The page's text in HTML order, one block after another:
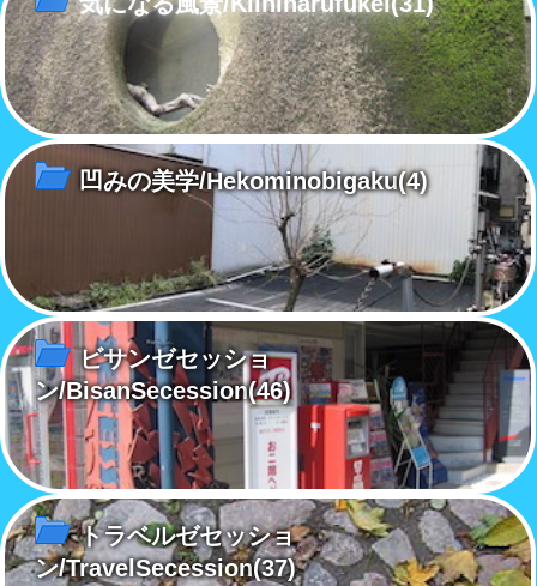
凹みの美学/Hekominobigaku(4)
ビサンゼセッショ
ン/BisanSecession(46)
トラベルゼセッショ
ン/TravelSecession(37)